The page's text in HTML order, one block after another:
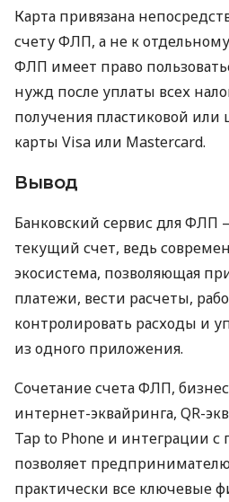
Карта привязана
счету ФЛП, а не к
ФЛП имеет право
нужд после уплаты всех
получения пластиковой
карты Visa или Mastercard.
Вывод
Банковский сервис для ФЛП
текущий счет, ведь
экосистема, позволяющая
платежи, вести расчеты,
контролировать расходы и
из одного приложения.
Сочетание счета ФЛП,
интернет-эквайринга, QR-
Tap to Phone и интеграции
позволяет
практически все ключевые